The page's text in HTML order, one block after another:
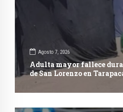
Agosto 7, 2026
Adulta mayor fallece
de San Lorenzo en